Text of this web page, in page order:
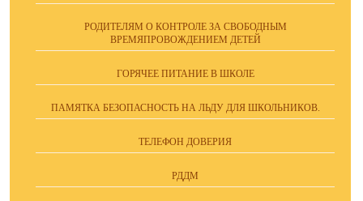
РОДИТЕЛЯМ О КОНТРОЛЕ ЗА СВОБОДНЫМ
ВРЕМЯПРОВОЖДЕНИЕМ ДЕТЕЙ
ГОРЯЧЕЕ ПИТАНИЕ В ШКОЛЕ
ПАМЯТКА БЕЗОПАСНОСТЬ НА ЛЬДУ ДЛЯ ШКОЛЬНИКОВ.
ТЕЛЕФОН ДОВЕРИЯ
РДДМ